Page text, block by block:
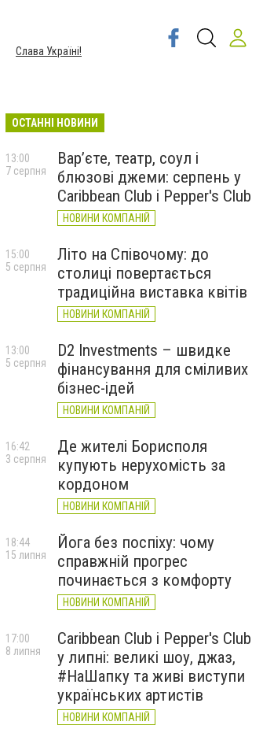
Слава Україні!
ОСТАННІ НОВИНИ
Вар’єте, театр, соул і
блюзові джеми: серпень у
Caribbean Club і Pepper's Club
НОВИНИ КОМПАНІЙ
13:00
7 серпня
Літо на Співочому: до
столиці повертається
традиційна виставка квітів
НОВИНИ КОМПАНІЙ
15:00
5 серпня
D2 Investments – швидке
фінансування для сміливих
бізнес-ідей
НОВИНИ КОМПАНІЙ
13:00
5 серпня
Де жителі Борисполя
купують нерухомість за
кордоном
НОВИНИ КОМПАНІЙ
16:42
3 серпня
Йога без поспіху: чому
справжній прогрес
починається з комфорту
НОВИНИ КОМПАНІЙ
18:44
15 липня
Caribbean Club і Pepper's Club
у липні: великі шоу, джаз,
#НаШапку та живі виступи
українських артистів
НОВИНИ КОМПАНІЙ
17:00
8 липня